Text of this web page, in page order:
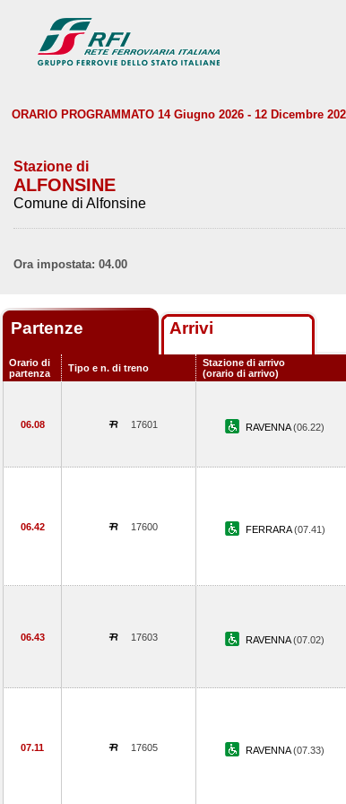
ORARIO PROGRAMMATO 14 Giugno 2026 - 12 Dicembre
Stazione di
ALFONSINE
Comune di Alfonsine
Ora impostata: 04.00
Partenze Arrivi
Orario di
partenza
Tipo e n. di treno
Stazione di arrivo
(orario di arrivo)
06.08 17601 RAVENNA(06.22)
06.42 17600 FERRARA(07.41)
06.43 17603 RAVENNA(07.02)
07.11 17605 RAVENNA(07.33)